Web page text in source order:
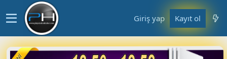
Giriş yap Kayıt ol